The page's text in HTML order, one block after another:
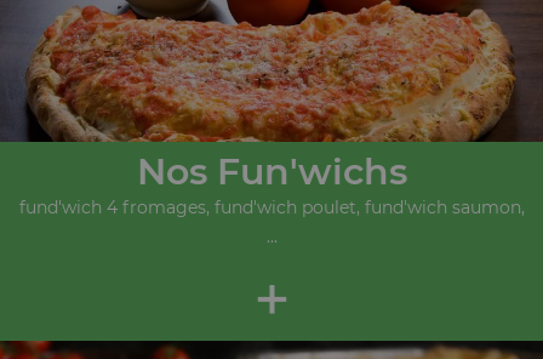
Nos Fun'wichs
fund'wich 4 fromages, fund'wich poulet, fund'wich saumon,
...
+